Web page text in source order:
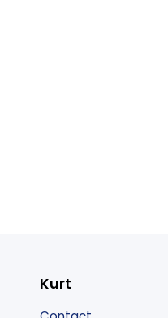
Kurt